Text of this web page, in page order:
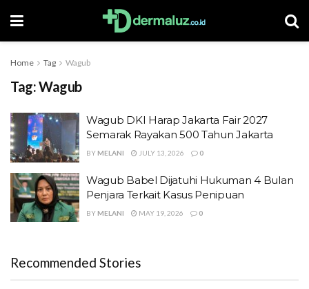
Home Tag Wagub
Tag:Wagub
Wagub DKI Harap Jakarta Fair 2027
Semarak Rayakan 500 Tahun Jakarta
BY MELANI JULY 13, 2026 0
Wagub Babel Dijatuhi Hukuman 4 Bulan
Penjara Terkait Kasus Penipuan
BY MELANI MAY 19, 2026 0
Recommended Stories